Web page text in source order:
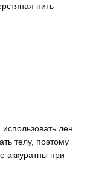
нить
лен
телу, поэтому
аккуратны при